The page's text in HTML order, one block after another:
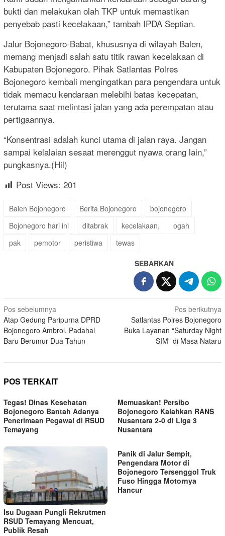
bukti dan melakukan olah TKP untuk memastikan
penyebab pasti kecelakaan,” tambah IPDA Septian.
Jalur Bojonegoro-Babat, khususnya di wilayah Balen,
memang menjadi salah satu titik rawan kecelakaan di
Kabupaten Bojonegoro. Pihak Satlantas Polres
Bojonegoro kembali mengingatkan para pengendara untuk
tidak memacu kendaraan melebihi batas kecepatan,
terutama saat melintasi jalan yang ada perempatan atau
pertigaannya.
“Konsentrasi adalah kunci utama di jalan raya. Jangan
sampai kelalaian sesaat merenggut nyawa orang lain,”
pungkasnya.(Hil)
Post Views: 201
Balen Bojonegoro Berita Bojonegoro
bojonegoro
Bojonegoro hari ini
ditabrak kecelakaan,
ogah
pak
pemotor peristiwa tewas
SEBARKAN
Navigasi
pos
Pos sebelumnya
Atap Gedung Paripurna DPRD
Bojonegoro Ambrol, Padahal
Baru Berumur Dua Tahun
Pos berikutnya
Satlantas Polres Bojonegoro
Buka Layanan “Saturday Night
SIM” di Masa Nataru
POS TERKAIT
Tegas! Dinas Kesehatan
Bojonegoro Bantah Adanya
Penerimaan Pegawai di RSUD
Temayang
Memuaskan! Persibo
Bojonegoro Kalahkan RANS
Nusantara 2-0 di Liga 3
Nusantara
Isu Dugaan Pungli Rekrutmen
RSUD Temayang Mencuat,
Publik Resah
Panik di Jalur Sempit,
Pengendara Motor di
Bojonegoro Tersenggol Truk
Fuso Hingga Motornya
Hancur